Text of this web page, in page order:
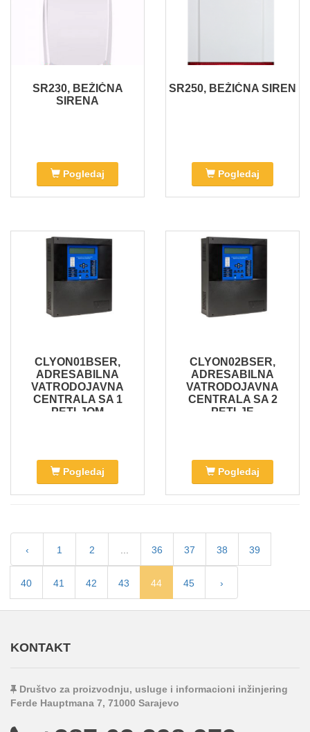
SR230, BEŽIČNA
SIRENA
Pogledaj
SR250, BEŽIČNA SIREN
Pogledaj
CLYON01BSER,
ADRESABILNA
VATRODOJAVNA
CENTRALA SA 1
PETLJOM
Pogledaj
CLYON02BSER,
ADRESABILNA
VATRODOJAVNA
CENTRALA SA 2
PETLJE
Pogledaj
‹ 1 2 36 37 38 39
40 41 42 43 44 45 ›
KONTAKT
Društvo za proizvodnju, usluge i informacioni inžinjering
Ferde Hauptmana 7, 71000 Sarajevo